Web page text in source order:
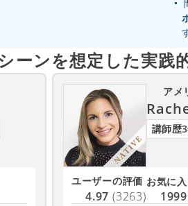
ーンを想定した実践
アメ
講師歴
ユーザーの評価
4.97 (3263)
お気に入
1999